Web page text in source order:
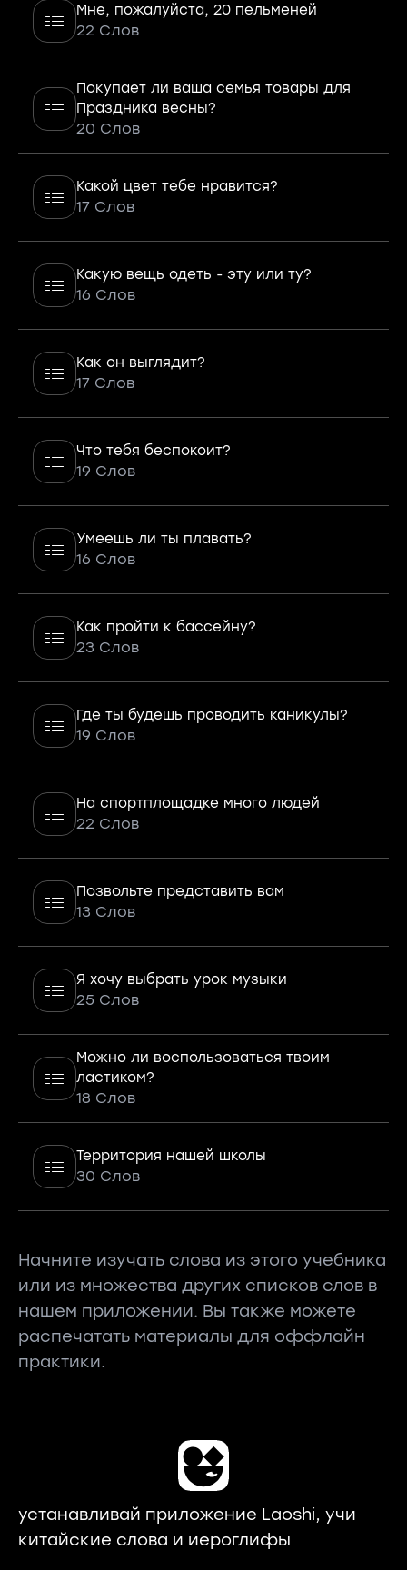
Мне, пожалуйста, 20 пельменей
22 Слов
Покупает ли ваша семья товары для
Праздника весны?
20 Слов
Какой цвет тебе нравится?
17 Слов
Какую вещь одеть - эту или ту?
16 Слов
Как он выглядит?
17 Слов
Что тебя беспокоит?
19 Слов
Умеешь ли ты плавать?
16 Слов
Как пройти к бассейну?
23 Слов
Где ты будешь проводить каникулы?
19 Слов
На спортплощадке много людей
22 Слов
Позвольте представить вам
13 Слов
Я хочу выбрать урок музыки
25 Слов
Можно ли воспользоваться твоим
ластиком?
18 Слов
Территория нашей школы
30 Слов
Начните изучать слова из этого учебника
или из множества других списков слов в
нашем приложении. Вы также можете
распечатать материалы для оффлайн
практики.
устанавливай приложение Laoshi, учи
китайские слова и иероглифы